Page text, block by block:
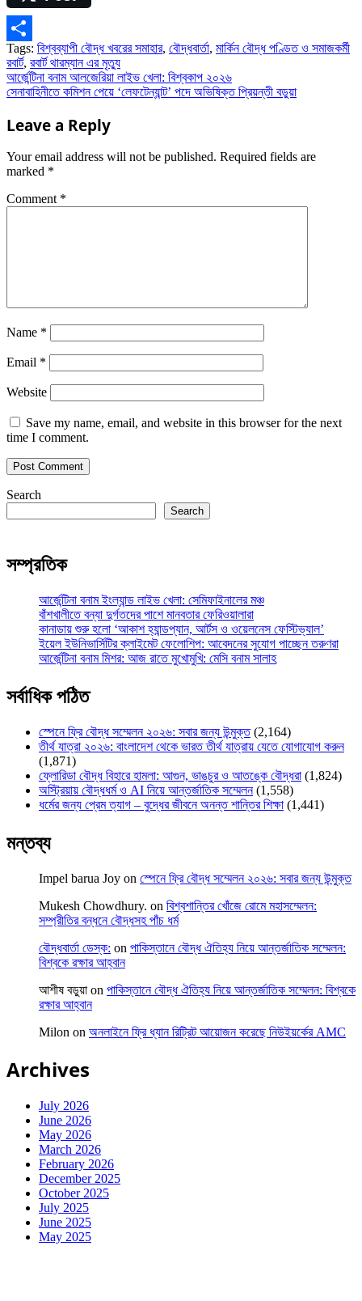
Share
Tags: বিশ্বব্যাপী বৌদ্ধ খবরের সমাহার, বৌদ্ধবার্তা, মার্কিন বৌদ্ধ পণ্ডিত ও সমাজকর্মী
রবার্ট, রবার্ট থারম্যান এর মৃত্যু
Post
আর্জেন্টিনা বনাম আলজেরিয়া লাইভ খেলা: বিশ্বকাপ ২০২৬
সেনাবাহিনীতে কমিশন পেয়ে ‘লেফটেন্যান্ট’ পদে অভিষিক্ত প্রিয়ন্তী বড়ুয়া
Leave a Reply
Your email address will not be published. Required fields are
marked *
Comment *
Name *
Email *
Website
Save my name, email, and website in this browser for the next
time I comment.
Search
Search
সম্প্রতিক
আর্জেন্টিনা বনাম ইংল্যান্ড লাইভ খেলা: সেমিফাইনালের মঞ্চ
বাঁশখালীতে বন্যা দুর্গতদের পাশে মানবতার ফেরিওয়ালারা
কানাডায় শুরু হলো ‘আকাশ হ্যান্ডপ্যান, আর্টস ও ওয়েলনেস ফেস্টিভ্যাল’
ইয়েল ইউনিভার্সিটির ক্লাইমেট ফেলোশিপ: আবেদনের সুযোগ পাচ্ছেন তরুণরা
আর্জেন্টিনা বনাম মিশর: আজ রাতে মুখোমুখি: মেসি বনাম সালাহ
সর্বাধিক পঠিত
স্পেনে ফ্রি বৌদ্ধ সম্মেলন ২০২৬: সবার জন্য উন্মুক্ত (2,164)
তীর্থ যাত্রা ২০২৬: বাংলাদেশ থেকে ভারত তীর্থ যাত্রায় যেতে যোগাযোগ করুন
(1,871)
ফ্লোরিডা বৌদ্ধ বিহারে হামলা: আগুন, ভাঙচুর ও আতঙ্কে বৌদ্ধরা (1,824)
অস্ট্রিয়ায় বৌদ্ধধর্ম ও AI নিয়ে আন্তর্জাতিক সম্মেলন (1,558)
ধর্মের জন্য প্রেম ত্যাগ – বুদ্ধের জীবনে অনন্ত শান্তির শিক্ষা (1,441)
মন্তব্য
Impel barua Joy on স্পেনে ফ্রি বৌদ্ধ সম্মেলন ২০২৬: সবার জন্য উন্মুক্ত
Mukesh Chowdhury. on বিশ্বশান্তির খোঁজে রোমে মহাসম্মেলন:
সম্প্রীতির বন্ধনে বৌদ্ধসহ পাঁচ ধর্ম
বৌদ্ধবার্তা ডেস্ক: on পাকিস্তানে বৌদ্ধ ঐতিহ্য নিয়ে আন্তর্জাতিক সম্মেলন:
বিশ্বকে রক্ষার আহ্বান
আশীষ বড়ুয়া on পাকিস্তানে বৌদ্ধ ঐতিহ্য নিয়ে আন্তর্জাতিক সম্মেলন: বিশ্বকে
রক্ষার আহ্বান
Milon on অনলাইনে ফ্রি ধ্যান রিট্রিট আয়োজন করেছে নিউইয়র্কের AMC
Archives
July 2026
June 2026
May 2026
March 2026
February 2026
December 2025
October 2025
July 2025
June 2025
May 2025